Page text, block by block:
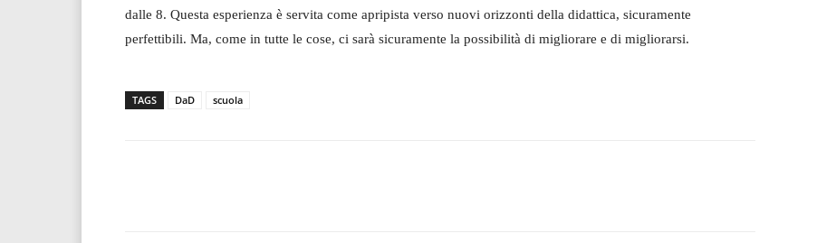
dalle 8. Questa esperienza è servita come apripista verso nuovi orizzonti della didattica, sicuramente
perfettibili. Ma, come in tutte le cose, ci sarà sicuramente la possibilità di migliorare e di migliorarsi.
TAGS DaD scuola